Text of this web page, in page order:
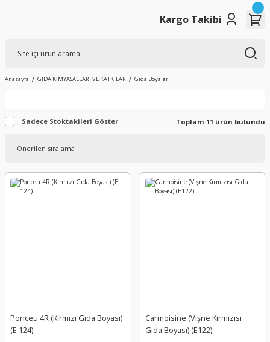
Kargo Takibi
Anasayfa GIDA KİMYASALLARI VE KATKILAR Gıda Boyaları
Sadece Stoktakileri Göster Toplam 11 ürün bulundu
Ponceu 4R (Kırmızı Gıda Boyası)
(E 124)
Carmoisine (Vişne Kırmızısı
Gıda Boyası) (E122)